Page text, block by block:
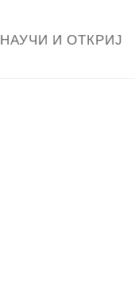
НАУЧИ И ОТКРИЈ